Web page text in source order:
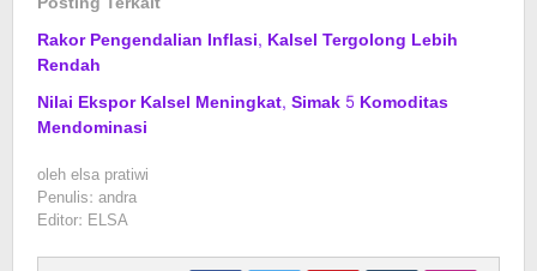
Rakor Pengendalian Inflasi, Kalsel Tergolong Lebih
Rendah
Nilai Ekspor Kalsel Meningkat, Simak 5 Komoditas
Mendominasi
olehelsa pratiwi
Penulis: andra
Editor: ELSA